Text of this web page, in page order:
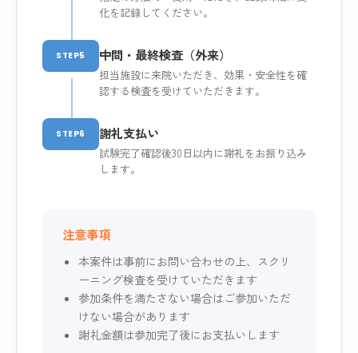
化を記録してください。
STEP5 中間・最終検査（外来）
担当施設に来院いただき、効果・安全性を確
認する検査を受けていただきます。
STEP6 謝礼支払い
試験完了確認後30日以内に謝礼をお振り込み
します。
注意事項
本案件は事前にお問い合わせの上、スクリ
ーニング検査を受けていただきます
参加条件を満たさない場合はご参加いただ
けない場合があります
謝礼金額は参加完了後にお支払いします